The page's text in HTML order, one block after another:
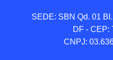
SEDE: SBN Qd. 01
DF - CEP:
CNPJ: